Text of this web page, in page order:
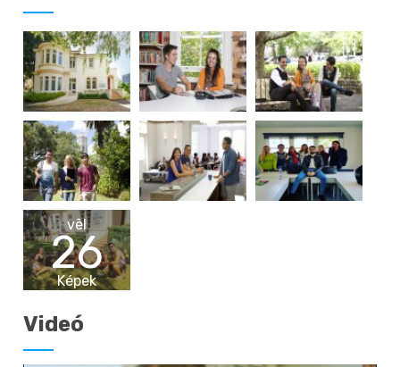
vēl
26
Képek
Videó